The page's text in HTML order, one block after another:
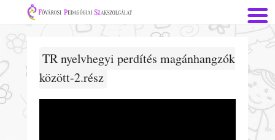
TR nyelvhegyi perdítés magánhangzók
között-2.rész